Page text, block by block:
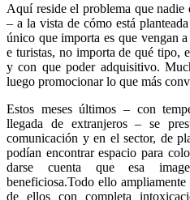
Aquí reside el problema que
– a la vista de cómo está
único que importa es que vengan
e turistas, no importa de qué tipo,
y con que poder adquisitivo.
luego promocionar lo que más
Estos meses últimos – con
llegada de extranjeros – se
comunicación y en el sector, de
podían encontrar espacio para
darse cuenta que esa
beneficiosa.Todo ello
de ellos con completa